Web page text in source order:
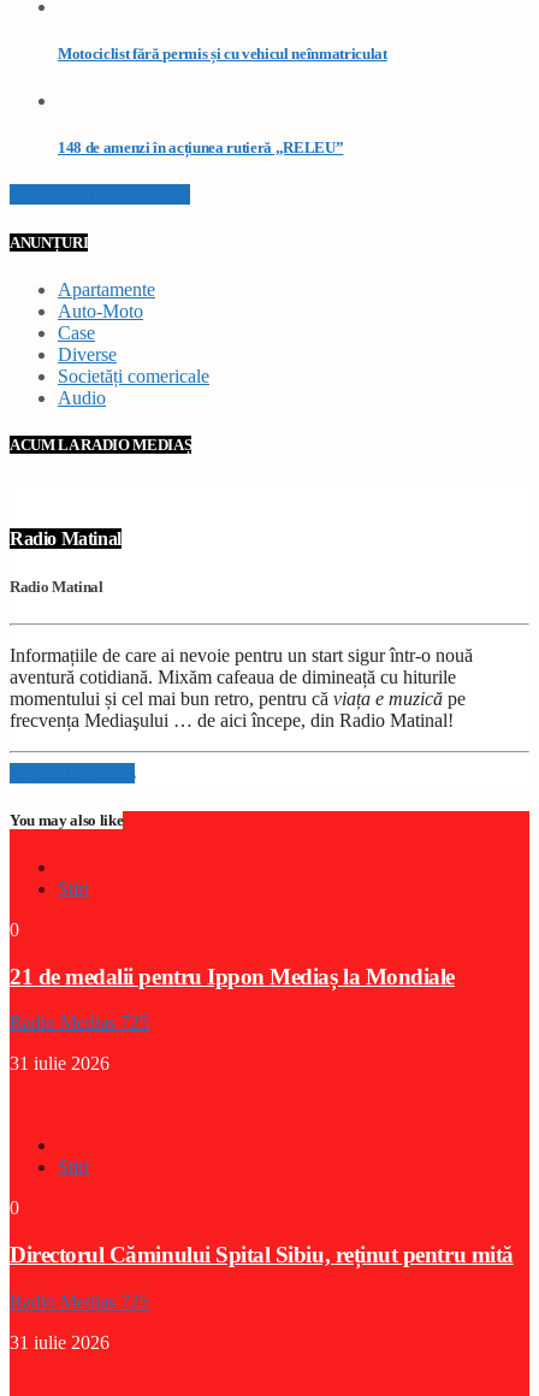
Motociclist fără permis și cu vehicul neînmatriculat
148 de amenzi în acțiunea rutieră „RELEU”
ANUNȚURI
Apartamente
Auto-Moto
Case
Diverse
Societăți comericale
Audio
ACUM LA RADIO MEDIAȘ
Radio Matinal
Radio Matinal
Informațiile de care ai nevoie pentru un start sigur într-o nouă
aventură cotidiană. Mixăm cafeaua de dimineață cu hiturile
momentului și cel mai bun retro, pentru că viața e muzică pe
frecvența Mediaşului … de aici începe, din Radio Matinal!
Info and episodes
You may also like
Stiri
0
21 de medalii pentru Ippon Mediaș la Mondiale
Radio Medias 725
31 iulie 2026
Stiri
0
Directorul Căminului Spital Sibiu, reținut pentru mită
Radio Medias 725
31 iulie 2026